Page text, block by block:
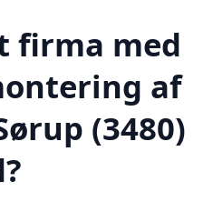
firma med
af
(3480)